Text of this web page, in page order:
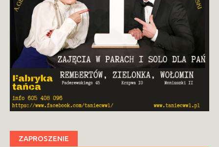
ZAPROSZENIE